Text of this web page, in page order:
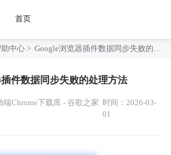
首页
中心 > Google浏览器插件数据同步失败的处
插件数据同步失败的处理方法
Chrome下载库 - 谷歌之家 时间：2026-03-
01